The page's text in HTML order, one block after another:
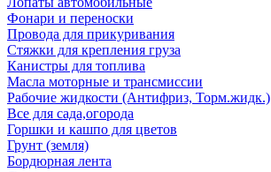
Фонари и переноски
Провода для прикуривания
Стяжки для крепления груза
Канистры для топлива
Масла моторные и трансмиссии
Рабочие жидкости (Антифриз, Торм.жидк.)
Все для сада,огорода
Горшки и кашпо для цветов
Грунт (земля)
Бордюрная лента